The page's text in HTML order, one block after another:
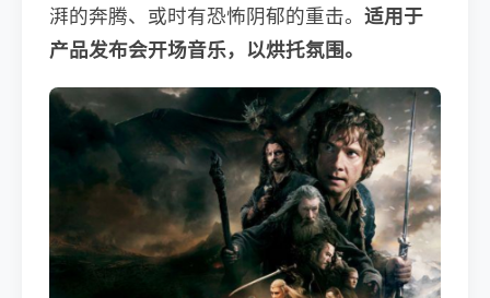
湃的奔腾、或时有恐怖阴郁的重击。 适用于
产品发布会开场音乐，以烘托氛围。